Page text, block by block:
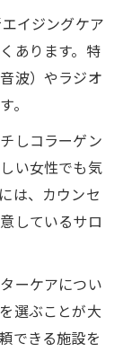
イジングケア
あります。特
波）やラジオ
。
しコラーゲン
い女性でも気
は、カウンセ
しているサロ
ーケアについ
選ぶことが大
できる施設を